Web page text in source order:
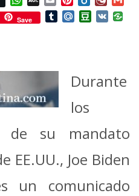
Mail
Save TumblrMail.RuDouban
VK
Durante
los
de su mandato
EE.UU., Joe Biden
un comunicado